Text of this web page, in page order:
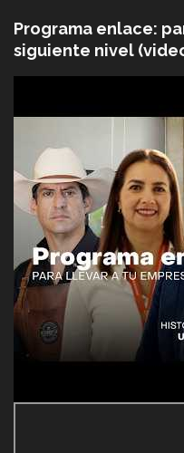
Programa enlace:
siguiente nivel